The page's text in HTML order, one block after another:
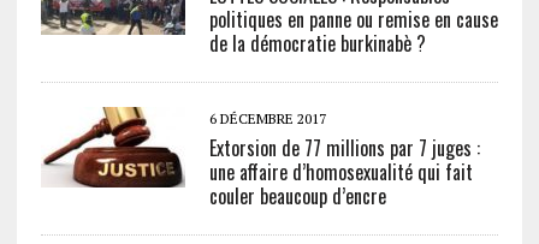
politiques en panne ou remise en cause
de la démocratie burkinabè ?
6 DÉCEMBRE 2017
Extorsion de 77 millions par 7 juges :
une affaire d’homosexualité qui fait
couler beaucoup d’encre